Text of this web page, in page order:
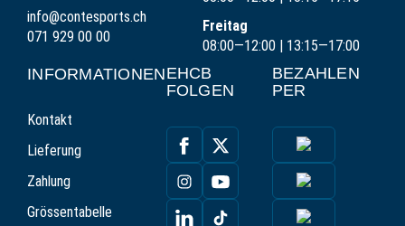
info@contesports.ch
071 929 00 00
Freitag
08:00—12:00 | 13:15—17:00
INFORMATIONEN
Kontakt
Lieferung
Zahlung
Grössentabelle
EHCB
FOLGEN
BEZAHLEN
PER